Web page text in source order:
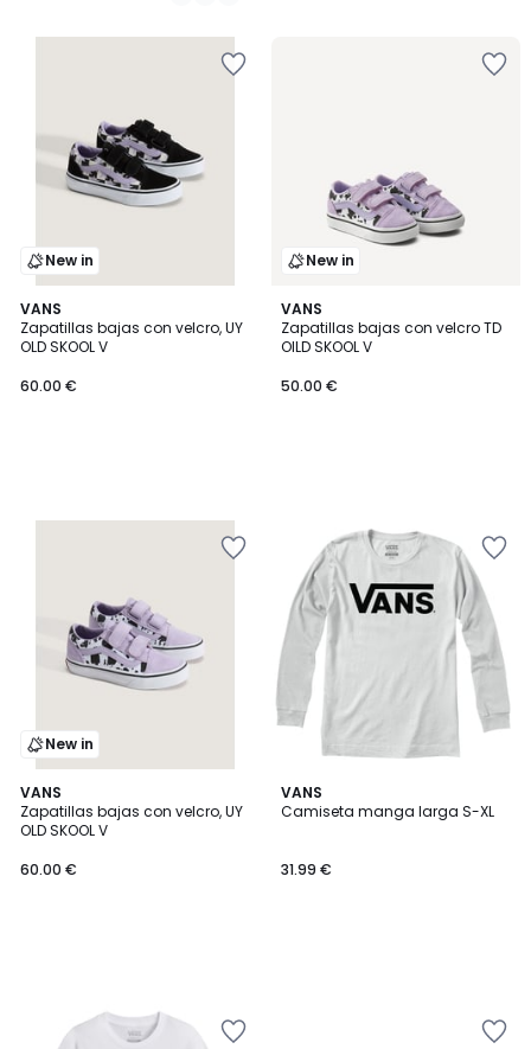
New in
VANS
Zapatillas bajas con velcro, UY
OLD SKOOL V
60.00 €
New in
VANS
Zapatillas bajas con velcro TD
OlLD SKOOL V
50.00 €
New in
VANS
Zapatillas bajas con velcro, UY
OLD SKOOL V
60.00 €
VANS
Camiseta manga larga S-XL
31.99 €